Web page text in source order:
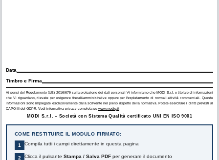
Data
Timbro e Firma
Ai sensi del Regolamento (UE) 2016/679 sulla protezione dei dati personali Vi informiamo che MODI S.r.l. è titolare di informazioni
che Vi riguardano, rilevate per esigenze fiscali/amministrative oppure per l'espletamento di normali attività commerciali. Queste
informazioni sono impiegate esclusivamente dalla scrivente nel pieno rispetto della normativa. Potete esercitare i diritti previsti al
CAPO III del GDPR. Vedi informativa privacy completa su www.modiq.it
MODI S.r.l. – Società con Sistema Qualità certificato UNI EN ISO 9001
COME RESTITUIRE IL MODULO FIRMATO:
1 Compila tutti i campi direttamente in questa pagina
2 Clicca il pulsante Stampa / Salva PDFper generare il documento